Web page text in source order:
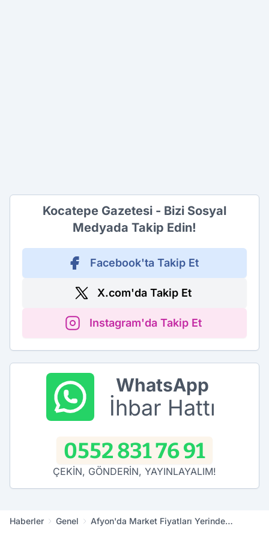
Kocatepe Gazetesi - Bizi Sosyal
Medyada Takip Edin!
Facebook'ta Takip Et
X.com'da Takip Et
Instagram'da Takip Et
WhatsApp
İhbar Hattı
0552 831 76 91
ÇEKİN, GÖNDERİN, YAYINLAYALIM!
Haberler Genel
Afyon'da Market Fiyatları Yerinde